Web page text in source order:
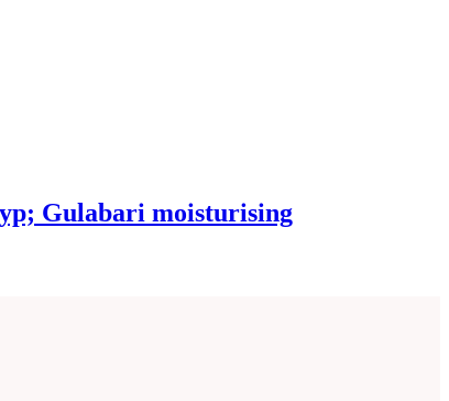
Gulabari moisturising